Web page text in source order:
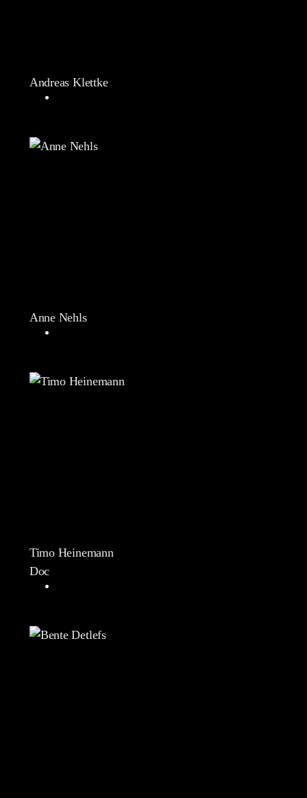
Andreas Klettke
Anne Nehls
Timo Heinemann
Doc